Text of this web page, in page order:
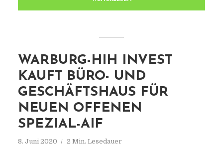
WARBURG-HIH INVEST
KAUFT BÜRO- UND
GESCHÄFTSHAUS FÜR
NEUEN OFFENEN
SPEZIAL-AIF
8. Juni 2020 2 Min. Lesedauer